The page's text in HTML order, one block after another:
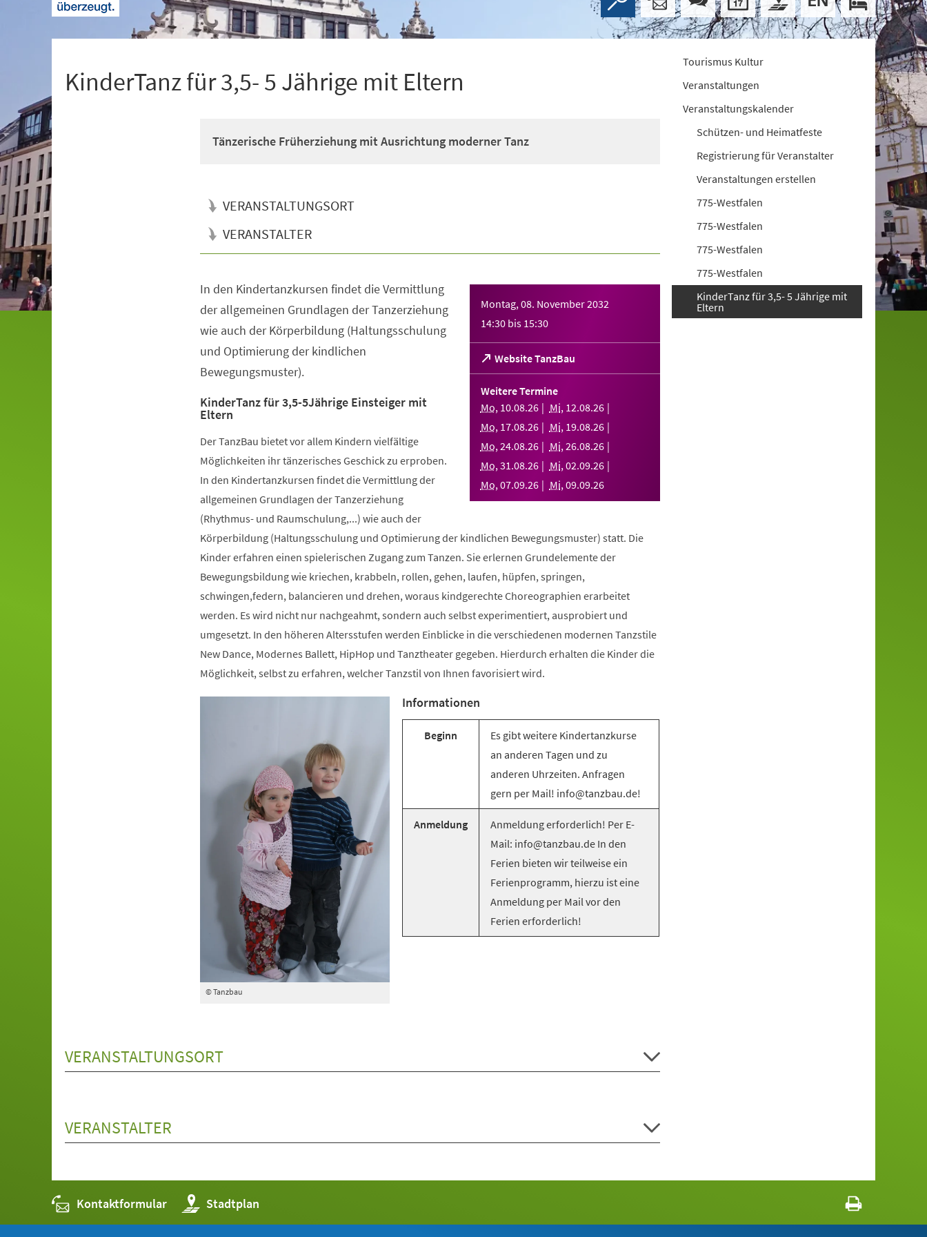
KinderTanz für 3,5- 5 Jährige mit Eltern
Tänzerische Früherziehung mit Ausrichtung moderner Tanz
VERANSTALTUNGSORT
VERANSTALTER
Montag, 08. November 2032
14:30 bis 15:30
Website TanzBau
(Öffnet
in
einem
Tab)
Weitere Termine
Mo, 10.08.26 Mi, 12.08.26
Mo, 17.08.26 Mi, 19.08.26
Mo,24.08.26 Mi,26.08.26
Mo,31.08.26 Mi,02.09.26
Mo,07.09.26 Mi,09.09.26
In den Kindertanzkursen findet die Vermittlung
der allgemeinen Grundlagen der Tanzerziehung
wie auch der Körperbildung (Haltungsschulung
und Optimierung der kindlichen
Bewegungsmuster).
KinderTanz für 3,5-5Jährige Einsteiger mit
Eltern
Der TanzBau bietet vor allem Kindern vielfältige
Möglichkeiten ihr tänzerisches Geschick zu erproben.
In den Kindertanzkursen findet die Vermittlung der
allgemeinen Grundlagen der Tanzerziehung
(Rhythmus- und Raumschulung,...) wie auch der
Körperbildung (Haltungsschulung und Optimierung der kindlichen Bewegungsmuster) statt. Die
Kinder erfahren einen spielerischen Zugang zum Tanzen. Sie erlernen Grundelemente der
Bewegungsbildung wie kriechen, krabbeln, rollen, gehen, laufen, hüpfen, springen,
schwingen,federn, balancieren und drehen, woraus kindgerechte Choreographien erarbeitet
werden. Es wird nicht nur nachgeahmt, sondern auch selbst experimentiert, ausprobiert und
umgesetzt. In den höheren Altersstufen werden Einblicke in die verschiedenen modernen Tanzstile
New Dance, Modernes Ballett, HipHop und Tanztheater gegeben. Hierdurch erhalten die Kinder die
Möglichkeit, selbst zu erfahren, welcher Tanzstil von Ihnen favorisiert wird.
© Tanzbau
Informationen
Beginn
Es gibt weitere Kindertanzkurse
an anderen Tagen und zu
anderen Uhrzeiten. Anfragen
gern per Mail! info@tanzbau.de!
Anmeldung
Anmeldung erforderlich! Per E-
Mail: info@tanzbau.de In den
Ferien bieten wir teilweise ein
Ferienprogramm, hierzu ist eine
Anmeldung per Mail vor den
Ferien erforderlich!
VERANSTALTUNGSORT
VERANSTALTER
Tourismus Kultur
Veranstaltungen
Veranstaltungskalender
Schützen- und Heimatfeste
Registrierung für Veranstalter
Veranstaltungen erstellen
775-Westfalen
775-Westfalen
775-Westfalen
775-Westfalen
KinderTanz für 3,5- 5 Jährige mit
Eltern
Kontaktformular Stadtplan
(Öffnet
in
einem